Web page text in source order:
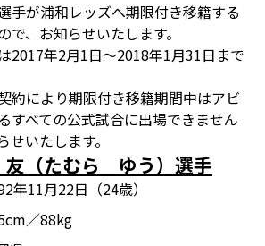
手が浦和レッズへ期限付き移籍する
で、お知らせいたします。
2017年2月1日～2018年1月31日まで
約により期限付き移籍期間中はアビ
すべての公式試合に出場できません
いたします。
（たむら ゆう）選手
年11月22日（24歳）
／88kg